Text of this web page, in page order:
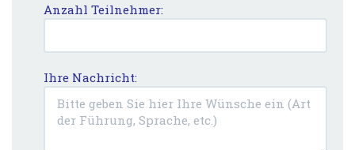
Anzahl Teilnehmer:
Ihre Nachricht: